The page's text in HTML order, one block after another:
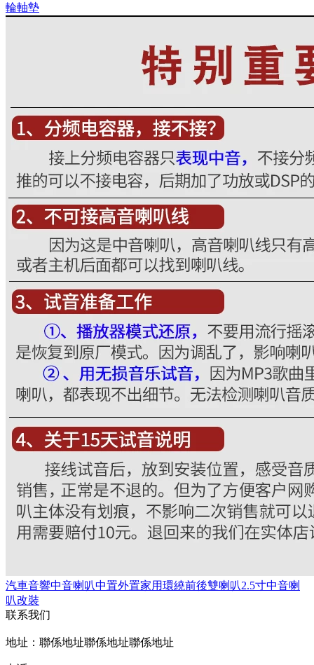
輪軸墊
汽車音響中音喇叭中置外置家用環繞前後雙喇叭2.5寸中音喇
叭改裝
联系我们
地址：聯係地址聯係地址聯係地址